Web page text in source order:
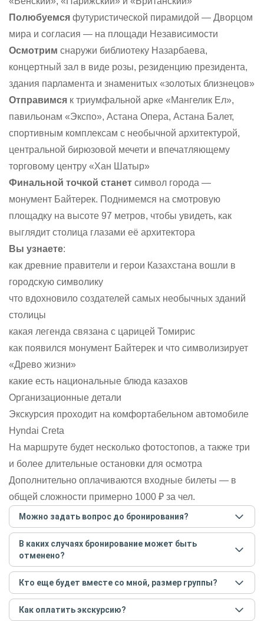
Полюбуемся футуристической пирамидой — Дворцом
мира и согласия — на площади Независимости
Осмотрим снаружи библиотеку Назарбаева,
концертный зал в виде розы, резиденцию президента,
здания парламента и знаменитых «золотых близнецов»
Отправимся к триумфальной арке «Мангелик Ел»,
павильонам «Экспо», Астана Опера, Астана Балет,
спортивным комплексам с необычной архитектурой,
центральной бирюзовой мечети и впечатляющему
торговому центру «Хан Шатыр»
Финальной точкой станет символ города —
монумент Байтерек. Поднимемся на смотровую
площадку на высоте 97 метров, чтобы увидеть, как
выглядит столица глазами её архитектора
Вы узнаете:
как древние правители и герои Казахстана вошли в
городскую символику
что вдохновило создателей самых необычных зданий
столицы
какая легенда связана с царицей Томирис
как появился монумент Байтерек и что символизирует
«Древо жизни»
какие есть национальные блюда казахов
Организационные детали
Экскурсия проходит на комфортабельном автомобиле
Hyndai Creta
На маршруте будет несколько фотостопов, а также три
и более длительные остановки для осмотра
Дополнительно оплачиваются входные билеты — в
общей сложности примерно 1000 ₽ за чел.
Можно задать вопрос до бронирования?
Достаточно перейти по ссылке «Задать вопрос» и
написать гиду. Платить при этом не нужно. Сначала
согласуйте с гидом интересующие вас вопросы и после
этого бронируйте экскурсию.Задать вопрос.
В каких случаях бронирование может быть
отменено?
Только в случае неблагоприятных погодных условий,
например, если экскурсия на кораблике, а по прогнозу
погоды аномально-сильный ветер. При этом гид
предупредит вас об отмене, а мы вернем предоплату на
Кто еще будет вместе со мной, размер группы?
Если экскурсия индивидуальная, гид проведет встречу
только для вас и вашей компании. Если групповая — на
Как оплатить экскурсию?